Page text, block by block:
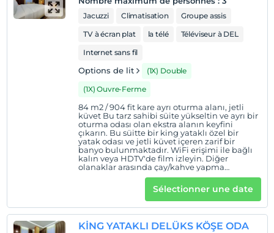
Jacuzzi Climatisation
Groupe assis
TV à écran plat
la télé
Téléviseur à DEL
Internet sans fil
Options de lit
(1X) Double
(1X) Ouvre-Ferme
84 m2 / 904 fit kare ayrı oturma alanı, jetli
küvet Bu tarz sahibi süite yükseltin ve ayrı bir
oturma odası olan ekstra alanın keyfini
çıkarın. Bu süitte bir king yataklı özel bir
yatak odası ve jetli küvet içeren zarif bir
banyo bulunmaktadır. WiFi erişimi ile bağlı
kalın veya HDTV'de film izleyin. Diğer
olanaklar arasında çay/kahve yapma
olanakları ve bir minibar bulunmaktadır.
Tekerlekli yatak sayesinde 3 misafir
Sélectionner une date
KİNG YATAKLI DELÜKS KÖŞE ODA